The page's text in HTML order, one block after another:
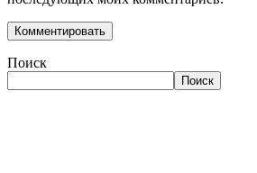
Поиск
Поиск